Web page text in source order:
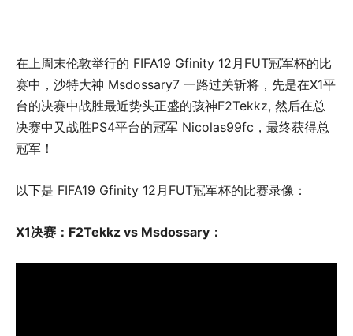
在上周末伦敦举行的 FIFA19 Gfinity 12月FUT冠军杯的比
赛中，沙特大神 Msdossary7 一路过关斩将，先是在X1平
台的决赛中战胜最近势头正盛的孩神F2Tekkz, 然后在总
决赛中又战胜PS4平台的冠军 Nicolas99fc，最终获得总
冠军！
以下是 FIFA19 Gfinity 12月FUT冠军杯的比赛录像：
X1决赛：F2Tekkz vs Msdossary：